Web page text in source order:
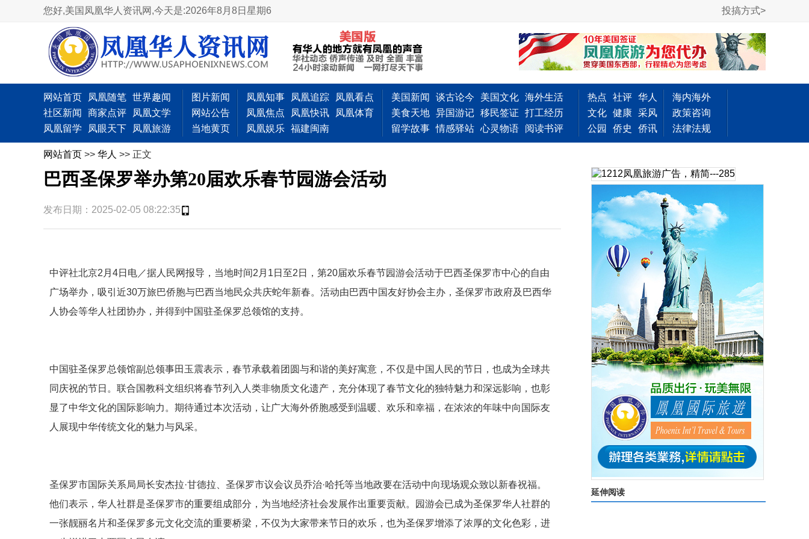
您好,美国凤凰华人资讯网,今天是:2026年8月8日星期6 投搞方式>
网站首页 凤凰随笔 世界趣闻
社区新闻
商家点评
凤凰文学
凤凰留学
凤眼天下 凤凰旅游
图片新闻
网站公告
当地黄页
凤凰知事 凤凰追踪
凤凰看点
凤凰焦点
凤凰快讯
凤凰体育
凤凰娱乐 福建闽南
美国新闻 谈古论今 美国文化 海外生活
美食天地 异国游记 移民签证
打工经历
留学故事 情感驿站 心灵物语 阅读书评
热点 社评 华人
文化 健康 采风
公园
侨史 侨讯
海内海外
政策咨询
法律法规
网站首页 >> 华人 >> 正文
巴西圣保罗举办第20届欢乐春节园游会活动
发布日期：2025-02-05 08:22:35
中评社北京2月4日电／据人民网报导，当地时间2月1日至2日，第20届欢乐春节园游会活动于巴西圣保罗市中心的自由
广场举办，吸引近30万旅巴侨胞与巴西当地民众共庆蛇年新春。活动由巴西中国友好协会主办，圣保罗市政府及巴西华
人协会等华人社团协办，并得到中国驻圣保罗总领馆的支持。
中国驻圣保罗总领馆副总领事田玉震表示，春节承载着团圆与和谐的美好寓意，不仅是中国人民的节日，也成为全球共
同庆祝的节日。联合国教科文组织将春节列入人类非物质文化遗产，充分体现了春节文化的独特魅力和深远影响，也彰
显了中华文化的国际影响力。期待通过本次活动，让广大海外侨胞感受到温暖、欢乐和幸福，在浓浓的年味中向国际友
人展现中华传统文化的魅力与风采。
圣保罗市国际关系局局长安杰拉·甘德拉、圣保罗市议会议员乔治·哈托等当地政要在活动中向现场观众致以新春祝福。
他们表示，华人社群是圣保罗市的重要组成部分，为当地经济社会发展作出重要贡献。园游会已成为圣保罗华人社群的
一张靓丽名片和圣保罗多元文化交流的重要桥梁，不仅为大家带来节日的欢乐，也为圣保罗增添了浓厚的文化色彩，进
延伸阅读